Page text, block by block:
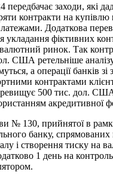
заходи, які
контракти на
Додаткова
фіктивних
валютний ринок. Так
США ретельніше
а операції банків зі
контрактами
500 тис. дол.
акредитивної
№ 130, прийнятої в
банку, спрямованих
і створення тиску на
1 день на